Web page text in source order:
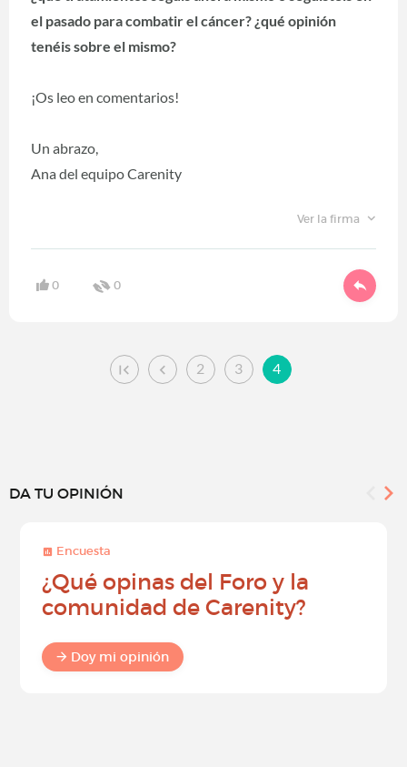
el pasado para combatir el cáncer? ¿qué opinión
tenéis sobre el mismo?
¡Os leo en comentarios!
Un abrazo,
Ana del equipo Carenity
Ver la firma
0 0
2 3 4
DA TU OPINIÓN
Encuesta
¿Qué opinas del Foro y la
comunidad de Carenity?
Doy mi opinión